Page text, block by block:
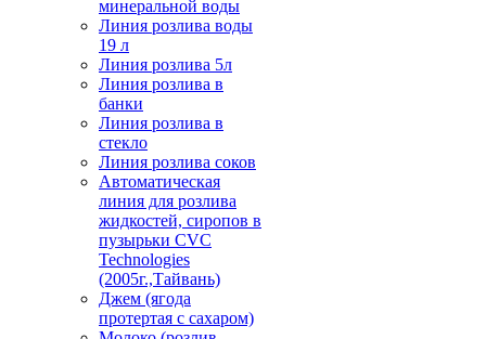
минеральной воды
Линия розлива воды
19 л
Линия розлива 5л
Линия розлива в
банки
Линия розлива в
стекло
Линия розлива соков
Автоматическая
линия для розлива
жидкостей, сиропов в
пузырьки CVC
Technologies
(2005г.,Тайвань)
Джем (ягода
протертая с сахаром)